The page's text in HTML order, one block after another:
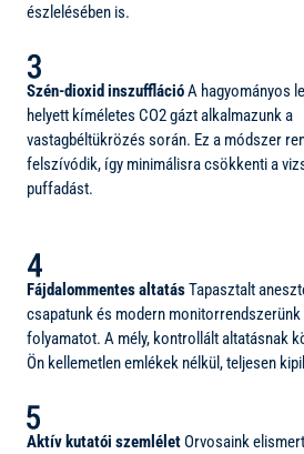
észlelésében is.
Szén-dioxid inszufflációA hagyományos
helyett kíméletes CO2 gázt alkalmazunk a
vastagbéltükrözés során. Ez a módszer
felszívódik, így minimálisra csökkenti a
puffadást.
Fájdalommentes altatásTapasztalt
csapatunk és modern monitorrendszerünk
folyamatot. A mély, kontrollált altatásnak
Ön kellemetlen emlékek nélkül, teljesen
Aktív kutatói szemlélet Orvosaink